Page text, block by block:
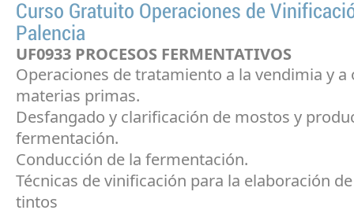
Curso Gratuito Operaciones de
Palencia
UF0933 PROCESOS FERMENTATIVOS
Operaciones de tratamiento a la vendimia y a
materias primas.
Desfangado y clarificación de mostos y
fermentación.
Conducción de la fermentación.
Técnicas de vinificación para la elaboración
tintos